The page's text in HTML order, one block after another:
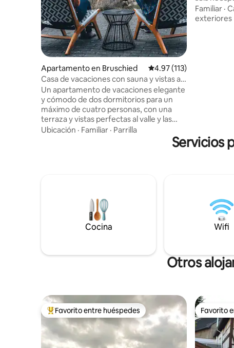
Apartamento en Bruschied Calificación promedio:
4.97 (113)
Casa de vacaciones con sauna y vistas al
valle de Hunsrück
Un apartamento de vacaciones elegante
y cómodo de dos dormitorios para un
máximo de cuatro personas, con una
terraza y vistas perfectas al valle y las
montañas de abajo. Hay una sauna de
Bosch (horno, lavavajillas), ducha de agua
de lluvia, lavadora con secadora y camas
rebaño de vacas de las Tierras Altas de
Ubicación · Familiar · Parrilla
iluminada
roca como
Familiar ·
exteriores
Servicios
Cocina Wifi
Otros
Favorito entre huéspedes preferido
Favorito entre huéspedes Favorito
Favorito